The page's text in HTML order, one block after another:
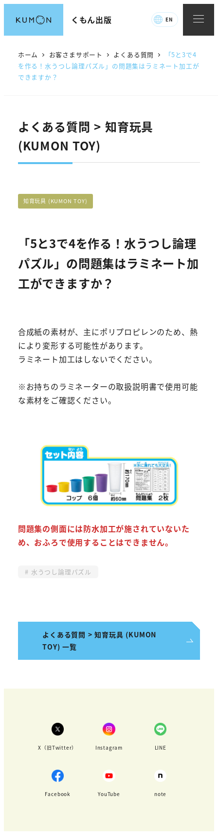
ン
くもん出版 EN
ホーム お客さまサポート よくある質問
「5と3で4
を作る！水うつし論理パズル」の問題集はラミネート加工が
できますか？
よくある質問 > 知育玩具
(KUMON TOY)
「5と3で4を作る！水うつし論理
パズル」の問題集はラミネート加
工ができますか？
FAQカテゴリー
知育玩具 (KUMON TOY)
合成紙の素材が、主にポリプロピレンのため、熱
により変形する可能性があります。
ラミネート加工はしないでください。
※お持ちのラミネーターの取扱説明書で使用可能
な素材をご確認ください。
問題集の側面には防水加工が施されていないた
め、おふろで使用することはできません。
水うつし論理パズル
よくある質問 > 知育玩具 (KUMON
TOY) 一覧
X（旧Twitter） Instagram LINE
Facebook YouTube note